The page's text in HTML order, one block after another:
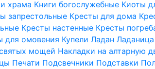
храма Книги богослужебные Киоты
запрестольные Кресты для дома
Кресты настенные Кресты
для омовения КупелиЛадан
мощей Накладки на алтарную
Печати Подсвечники Подставки